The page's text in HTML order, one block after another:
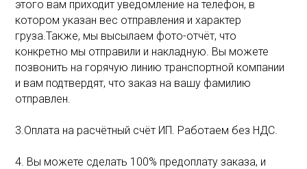
этого вам приходит уведомление на телефон, в
котором указан вес отправления и характер
груза.Также, мы высылаем фото-отчёт, что
конкретно мы отправили и накладную. Вы можете
позвонить на горячую линию транспортной компании
и вам подтвердят, что заказ на вашу фамилию
отправлен.
3.Оплата на расчётный счёт ИП. Работаем без НДС.
4. Вы можете сделать 100% предоплату заказа, и